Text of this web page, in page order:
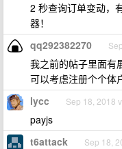
2 秒查询订单变动，
器！
qq292382270
我之前的帖子里面有
可以考虑注册个个体
lycc Sep 18, 2018
payjs
t6attack Sep 18,